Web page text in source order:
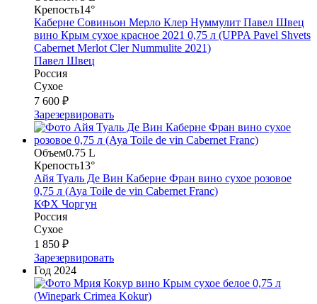
Крепость14°
Каберне Совиньон Мерло Клер Нуммулит Павел Швец
вино Крым сухое красное 2021 0,75 л (UPPA Pavel Shvets
Сabernet Merlot Cler Nummulite 2021)
Павел Швец
Россия
Сухое
7 600 ₽
Зарезервировать
Объем0.75 L
Крепость13°
Айя Туаль Де Вин Каберне Фран вино сухое розовое
0,75 л (Aya Toile de vin Cabernet Franc)
КФХ Чоргун
Россия
Сухое
1 850 ₽
Зарезервировать
Год 2024